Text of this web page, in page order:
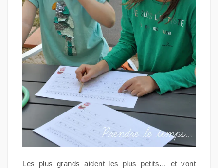
Les plus grands aident les plus petits… et vont